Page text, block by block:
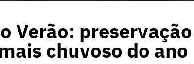
Verão:
chuvoso do ano